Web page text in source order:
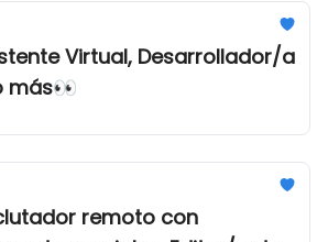
Virtual, Desarrollador/a
más👀
remoto con